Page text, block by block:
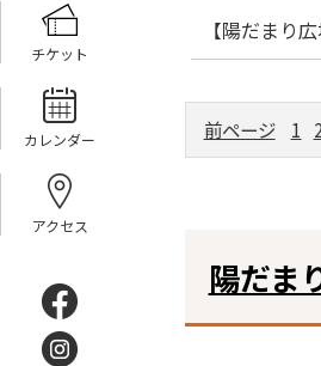
チケット
カレンダー
アクセス
【陽だまり
前ページ 1
陽だま